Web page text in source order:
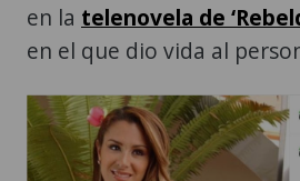
en la telenovela de
en el que dio vida al